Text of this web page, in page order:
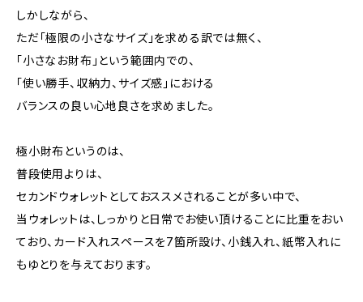
しかしながら、
ただ「極限の小さなサイズ」を求める訳では無く、
「小さなお財布」という範囲内での、
「使い勝手、収納力、サイズ感」における
バランスの良い心地良さを求めました。
極小財布というのは、
普段使用よりは、
セカンドウォレットとしておススメされることが多い中で、
当ウォレットは、しっかりと日常でお使い頂けることに比重をおい
ており、カード入れスペースを7箇所設け、小銭入れ、紙幣入れに
もゆとりを与えております。